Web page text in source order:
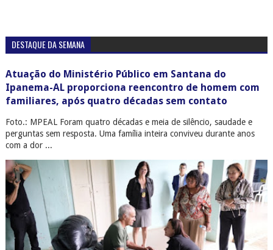
DESTAQUE DA SEMANA
Atuação do Ministério Público em Santana do
Ipanema-AL proporciona reencontro de homem com
familiares, após quatro décadas sem contato
Foto.: MPEAL Foram quatro décadas e meia de silêncio, saudade e
perguntas sem resposta. Uma família inteira conviveu durante anos
com a dor ...